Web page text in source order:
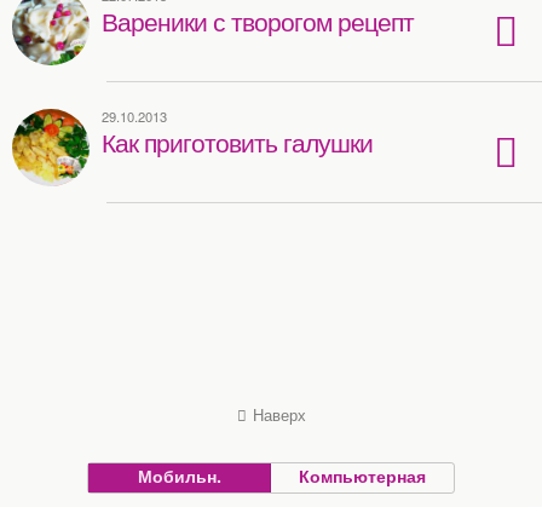
Вареники с творогом рецепт
29.10.2013
Как приготовить галушки
Наверх
Мобильн. Компьютерная